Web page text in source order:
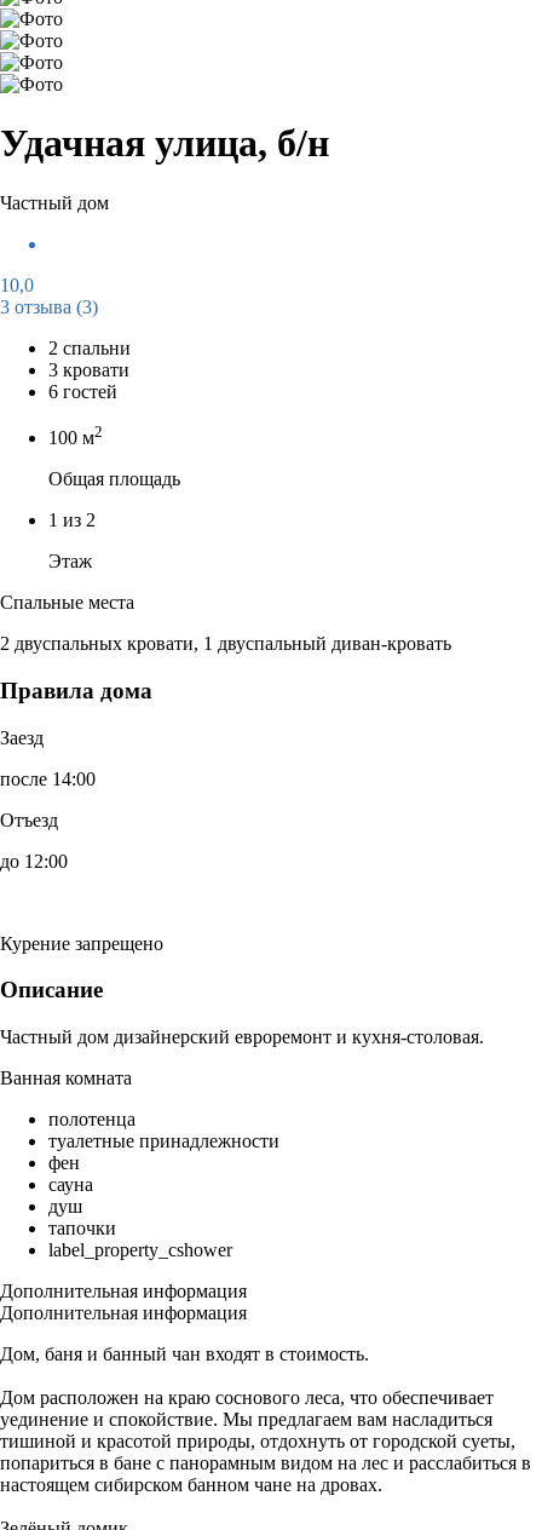
Удачная улица, б/н
Частный дом
10,0
3 отзыва (3)
2 спальни
3 кровати
6 гостей
100 м2
Общая площадь
1 из 2
Этаж
Спальные места
2 двуспальных кровати, 1 двуспальный диван-кровать
Правила дома
Заезд
после 14:00
Отъезд
до 12:00
Курение запрещено
Описание
Частный дом дизайнерский евроремонт и кухня-столовая.
Ванная комната
полотенца
туалетные принадлежности
фен
сауна
душ
тапочки
label_property_cshower
Дополнительная информация
Дополнительная информация
Дом, баня и банный чан входят в стоимость.
Дом расположен на краю соснового леса, что обеспечивает
уединение и спокойствие. Мы предлагаем вам насладиться
тишиной и красотой природы, отдохнуть от городской суеты,
попариться в бане с панорамным видом на лес и расслабиться в
настоящем сибирском банном чане на дровах.